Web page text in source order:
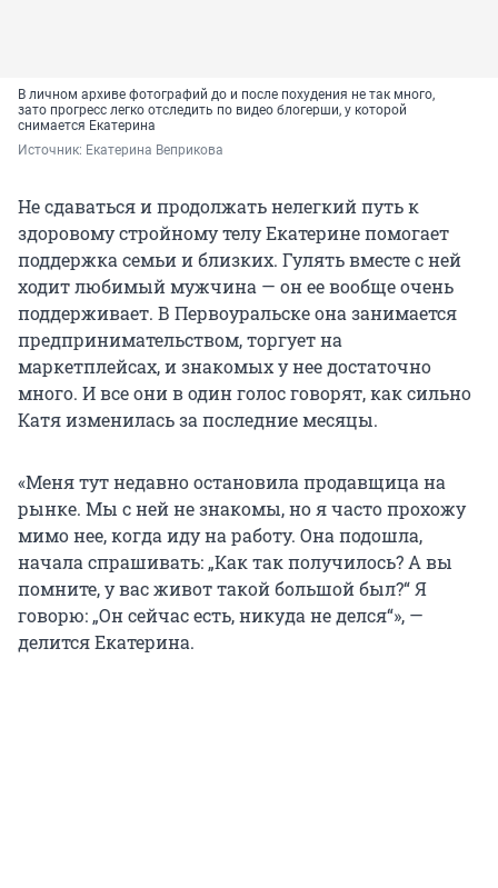
В личном архиве фотографий до и после похудения не так много,
зато прогресс легко отследить по видео блогерши, у которой
снимается Екатерина
Источник: Екатерина Веприкова
Не сдаваться и продолжать нелегкий путь к
здоровому стройному телу Екатерине помогает
поддержка семьи и близких. Гулять вместе с ней
ходит любимый мужчина — он ее вообще очень
поддерживает. В Первоуральске она занимается
предпринимательством, торгует на
маркетплейсах, и знакомых у нее достаточно
много. И все они в один голос говорят, как сильно
Катя изменилась за последние месяцы.
«Меня тут недавно остановила продавщица на
рынке. Мы с ней не знакомы, но я часто прохожу
мимо нее, когда иду на работу. Она подошла,
начала спрашивать: „Как так получилось? А вы
помните, у вас живот такой большой был?“ Я
говорю: „Он сейчас есть, никуда не делся“», —
делится Екатерина.